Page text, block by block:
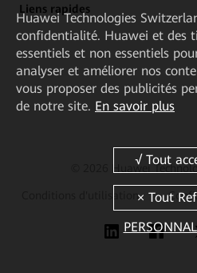
Liens rapides
© 2026 Huawei
Conditions d'utilisation
Huawei Technologies
confidentialité. Huawei et des
essentiels et non essentiels
analyser et améliorer nos
vous proposer des publicités
de notre site. En savoir plus